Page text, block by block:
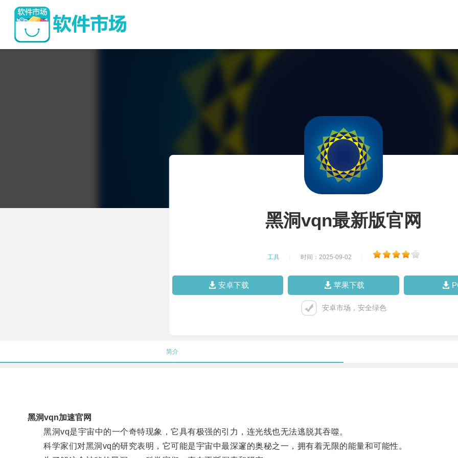
黑洞vqn最新版官网
工具 时间：2025-09-02
安卓下载 苹果下载
安卓市场，安全绿色
简介
黑洞vqn加速官网
黑洞vq是宇宙中的一个奇特现象，它具有极强的引力，连光线也无法逃脱其吞噬。
科学家们对黑洞vq的研究表明，它可能是宇宙中最深邃的奥秘之一，拥有着无限的能量和可能性。